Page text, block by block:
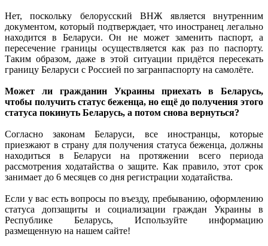
Нет, поскольку белорусский ВНЖ является внутренним
документом, который подтверждает, что иностранец легально
находится в Беларуси. Он не может заменить паспорт, а
пересечение границы осуществляется как раз по паспорту.
Таким образом, даже в этой ситуации придётся пересекать
границу Беларуси с Россией по загранпаспорту на самолёте.
Может ли гражданин Украины приехать в Беларусь,
чтобы получить статус беженца, но ещё до получения этого
статуса покинуть Беларусь, а потом снова вернуться?
Согласно законам Беларуси, все иностранцы, которые
приезжают в страну для получения статуса беженца, должны
находиться в Беларуси на протяжении всего периода
рассмотрения ходатайства о защите. Как правило, этот срок
занимает до 6 месяцев со дня регистрации ходатайства.
Если у вас есть вопросы по въезду, пребыванию, оформлению
статуса допзащиты и социализации граждан Украины в
Республике Беларусь, Используйте информацию
размещенную на нашем сайте!